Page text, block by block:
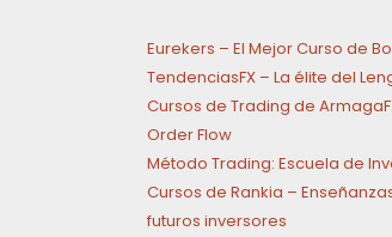
Eurekers – El Mejor Curso de
TendenciasFX – La élite del
Cursos de Trading de
Order Flow
Método Trading: Escuela de
Cursos de Rankia –
futuros inversores